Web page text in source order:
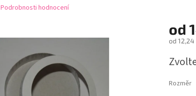
Podrobnosti hodnocení
od
od 12,24
cena:
Rozměr